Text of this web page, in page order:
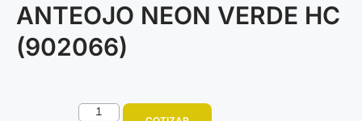
ANTEOJO NEON VERDE HC
(902066)